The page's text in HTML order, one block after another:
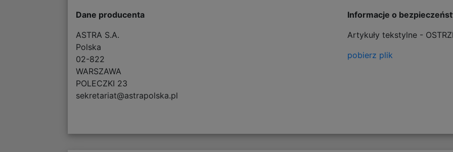
Dane producenta
ASTRA S.A.
Polska
02-822
WARSZAWA
POLECZKI 23
sekretariat@astrapolska.pl
Informacje o
Artykuły tekstylne -
pobierz plik